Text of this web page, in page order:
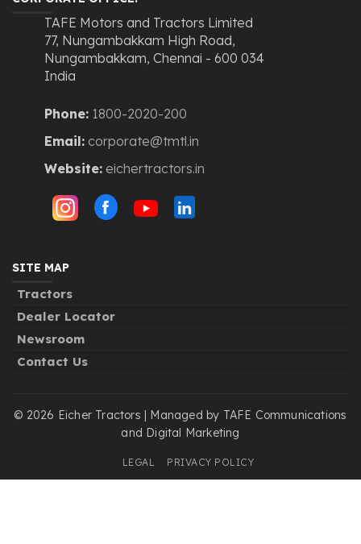
TAFE Motors and Tractors Limited
77, Nungambakkam High Road,
Nungambakkam, Chennai - 600 034
India
Phone: 1800-2020-200
Email: corporate@tmtl.in
Website: eichertractors.in
SITE MAP
Tractors
Dealer Locator
Newsroom
Contact Us
© 2026 Eicher Tractors | Managed by TAFE Communications
and Digital Marketing
LEGAL PRIVACY POLICY